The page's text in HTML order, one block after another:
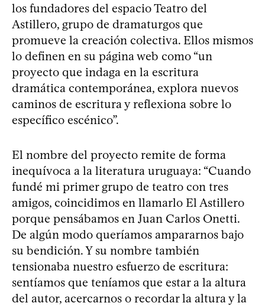
los fundadores del espacio Teatro del
Astillero, grupo de dramaturgos que
promueve la creación colectiva. Ellos mismos
lo definen en su página web como “un
proyecto que indaga en la escritura
dramática contemporánea, explora nuevos
caminos de escritura y reflexiona sobre lo
específico escénico”.
El nombre del proyecto remite de forma
inequívoca a la literatura uruguaya: “Cuando
fundé mi primer grupo de teatro con tres
amigos, coincidimos en llamarlo El Astillero
porque pensábamos en Juan Carlos Onetti.
De algún modo queríamos ampararnos bajo
su bendición. Y su nombre también
tensionaba nuestro esfuerzo de escritura:
sentíamos que teníamos que estar a la altura
del autor, acercarnos o recordar la altura y la